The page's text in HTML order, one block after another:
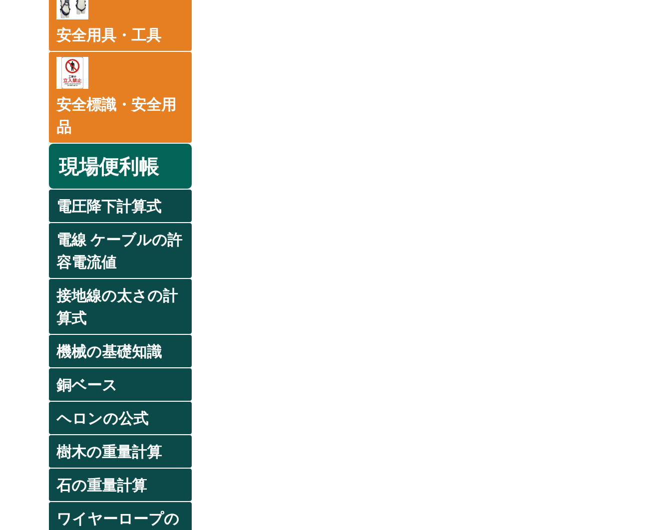
安全用具・工具
安全標識・安全用
品
現場便利帳
電圧降下計算式
電線 ケーブルの許
容電流値
接地線の太さの計
算式
機械の基礎知識
銅ベース
ヘロンの公式
樹木の重量計算
石の重量計算
ワイヤーロープの